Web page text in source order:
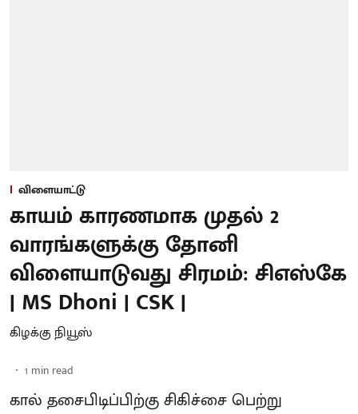
விளையாட்டு
காயம் காரணமாக முதல் 2
வாரங்களுக்கு தோனி
விளையாடுவது சிரமம்: சிஎஸ்கே
| MS Dhoni | CSK |
கிழக்கு நியூஸ்
1 min read
கால் தசைபிடிப்பிற்கு சிகிச்சை பெற்று